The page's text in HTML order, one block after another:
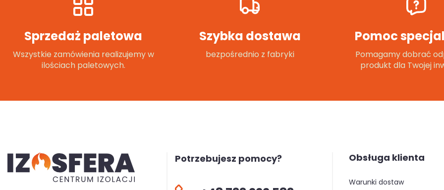
Sprzedaż paletowa
Wszystkie zamówienia realizujemy w
ilościach paletowych.
Szybka dostawa
bezpośrednio z fabryki
Pomoc
Pomagamy dobrać
produkt dla Twojej
Potrzebujesz pomocy? Obsługa klienta
warunki dostaw